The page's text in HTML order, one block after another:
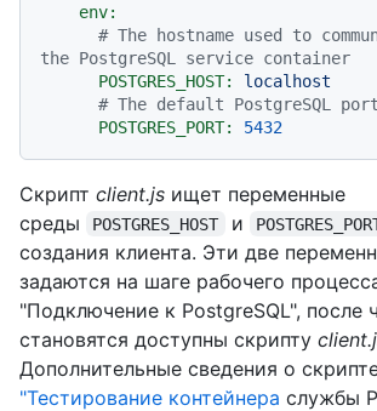
env:
# The hostname used to
the PostgreSQL service container
POSTGRES_HOST:
localhost
# The default PostgreSQL port
POSTGRES_PORT:
5432
Скрипт client.js ищет переменные
среды
POSTGRES_HOST и
создания клиента. Эти две
задаются на шаге рабочего
"Подключение к PostgreSQL", после
становятся доступны скрипту
Дополнительные сведения о
"Тестирование контейнера службы